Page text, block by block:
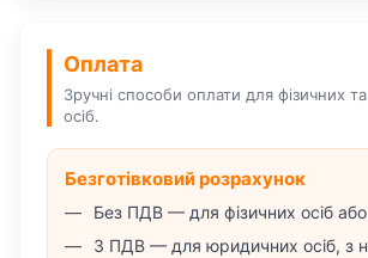
Оплата
Зручні способи оплати для фізичних
осіб.
Безготівковий розрахунок
Без ПДВ — для фізичних осіб
З ПДВ — для юридичних осіб, з